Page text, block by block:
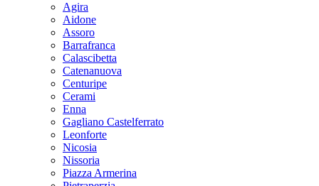
Agira
Aidone
Assoro
Barrafranca
Calascibetta
Catenanuova
Centuripe
Cerami
Enna
Gagliano Castelferrato
Leonforte
Nicosia
Nissoria
Piazza Armerina